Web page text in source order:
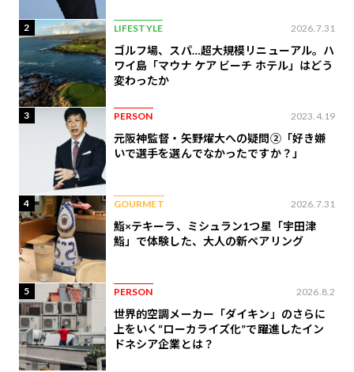
2 LIFESTYLE 2026.7.31
ゴルフ場、スパ…超大規模リニューアル。ハ
ワイ島「マウナ ケア ビーチ ホテル」はどう
変わったか
3 PERSON 2023.4.19
元阪神監督・矢野燿大への疑問②「好き嫌
いで選手を選んでなかったですか？」
4 GOURMET 2026.7.31
鮨×テキーラ、ミシュラン1つ星「宇田津
鮨」で体験した、大人の新ペアリング
5 PERSON 2026.8.2
世界的空調メーカー「ダイキン」のさらに
上をいく“ローカライズ化”で躍進したイン
ドネシア企業とは？